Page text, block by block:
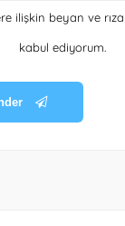
ilişkin beyan ve
kabul ediyorum.